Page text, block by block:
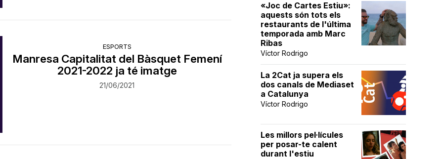
ESPORTS
Manresa Capitalitat del Bàsquet Femení
2021-2022 ja té imatge
21/06/2021
«Joc de Cartes Estiu»:
aquests són tots els
restaurants de l'última
temporada amb Marc
Ribas
Víctor Rodrigo
La 2Cat ja supera els
dos canals de Mediaset
a Catalunya
Víctor Rodrigo
Les millors pel·lícules
per posar-te calent
durant l'estiu